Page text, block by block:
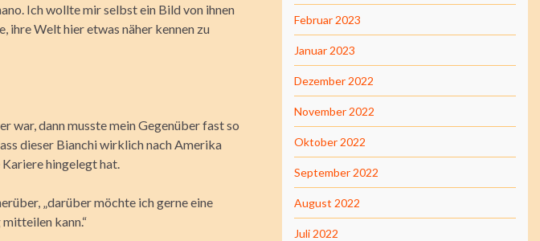
Ich wollte mir selbst ein Bild von ihnen
ihre Welt hier etwas näher kennen zu
war, dann musste mein Gegenüber fast so
dieser Bianchi wirklich nach Amerika
hingelegt hat.
„darüber möchte ich gerne eine
kann.“
Februar 2023
Januar 2023
Dezember 2022
November 2022
Oktober 2022
September 2022
August 2022
Juli 2022